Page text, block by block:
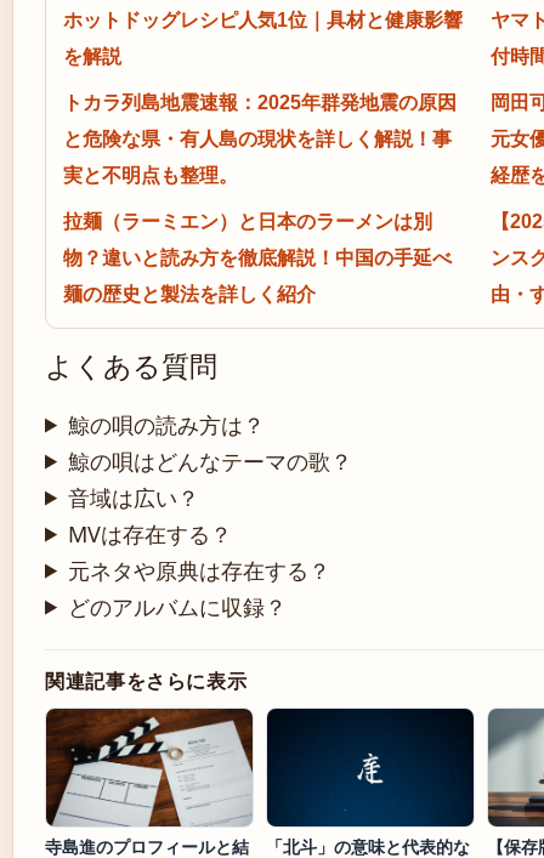
ホットドッグレシピ人気1位｜具材と健康影響
を解説
ヤマ
付時
トカラ列島地震速報：2025年群発地震の原因
と危険な県・有人島の現状を詳しく解説！事
実と不明点も整理。
岡田
元女
経歴
拉麺（ラーミエン）と日本のラーメンは別
物？違いと読み方を徹底解説！中国の手延べ
麺の歴史と製法を詳しく紹介
【
ンス
由・
よくある質問
鯨の唄の読み方は？
鯨の唄はどんなテーマの歌？
音域は広い？
MVは存在する？
元ネタや原典は存在する？
どのアルバムに収録？
関連記事をさらに表示
寺島進のプロフィールと結 「北斗」の意味と代表的な 【保